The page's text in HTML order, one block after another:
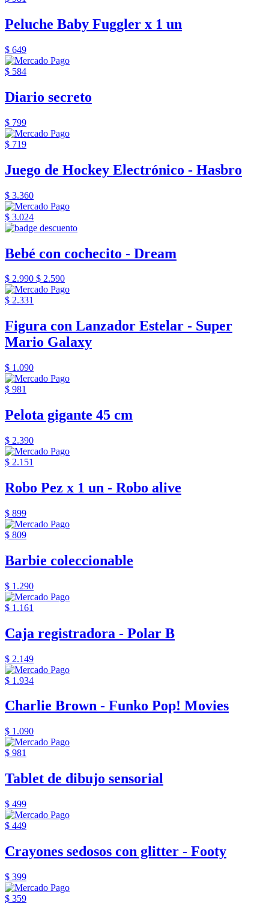
Peluche Baby Fuggler x 1 un
$ 649
$ 584
Diario secreto
$ 799
$ 719
Juego de Hockey Electrónico - Hasbro
$ 3.360
$ 3.024
Bebé con cochecito - Dream
$ 2.990 $ 2.590
$ 2.331
Figura con Lanzador Estelar - Super
Mario Galaxy
$ 1.090
$ 981
Pelota gigante 45 cm
$ 2.390
$ 2.151
Robo Pez x 1 un - Robo alive
$ 899
$ 809
Barbie coleccionable
$ 1.290
$ 1.161
Caja registradora - Polar B
$ 2.149
$ 1.934
Charlie Brown - Funko Pop! Movies
$ 1.090
$ 981
Tablet de dibujo sensorial
$ 499
$ 449
Crayones sedosos con glitter - Footy
$ 399
$ 359